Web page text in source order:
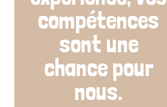
compétences
sont une
chance pour
nous.